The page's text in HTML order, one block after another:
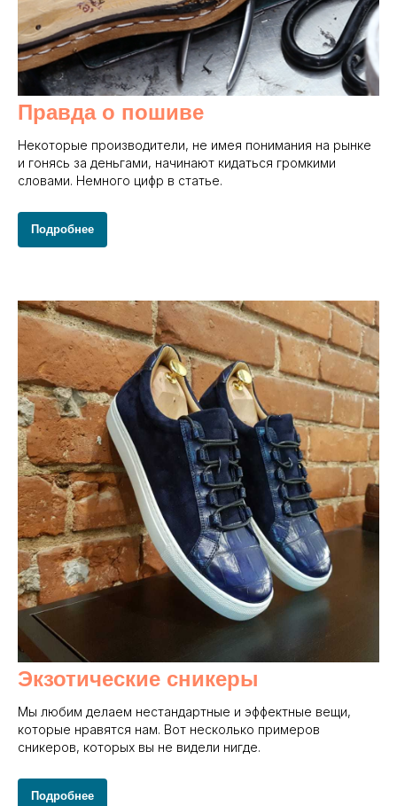
Правда о пошиве
Некоторые производители, не имея понимания на рынке
и гонясь за деньгами, начинают кидаться громкими
словами. Немного цифр в статье.
Подробнее
Экзотические сникеры
Мы любим делаем нестандартные и эффектные вещи,
которые нравятся нам. Вот несколько примеров
сникеров, которых вы не видели нигде.
Подробнее